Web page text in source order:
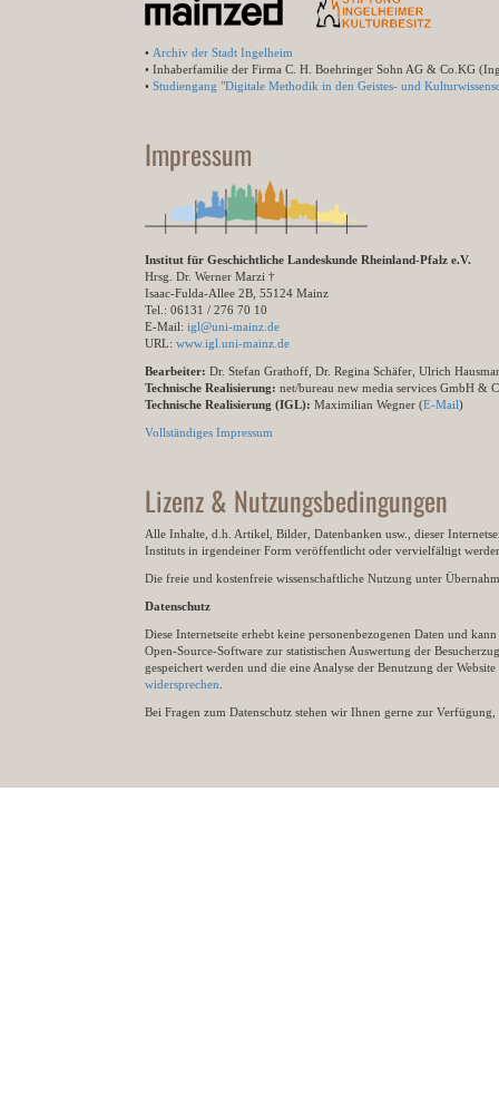
• Archiv der Stadt Ingelheim
• Inhaberfamilie der Firma C. H. Boehringer Sohn AG & Co.KG
• Studiengang "Digitale Methodik in den Geistes- und
Impressum
Institut für Geschichtliche Landeskunde Rheinland-Pfalz e.V.
Hrsg. Dr. Werner Marzi †
Isaac-Fulda-Allee 2B, 55124 Mainz
Tel.: 06131 / 276 70 10
E-Mail: igl@uni-mainz.de
URL: www.igl.uni-mainz.de
Bearbeiter: Dr. Stefan Grathoff, Dr. Regina Schäfer, Ulrich
Technische Realisierung: net/bureau new media services GmbH &
Technische Realisierung (IGL): Maximilian Wegner (E-Mail)
Vollständiges Impressum
Lizenz & Nutzungsbedingungen
Alle Inhalte, d.h. Artikel, Bilder, Datenbanken usw., dieser
Instituts in irgendeiner Form veröffentlicht oder vervielfältigt
Die freie und kostenfreie wissenschaftliche Nutzung unter
Datenschutz
Diese Internetseite erhebt keine personenbezogenen Daten und
Open-Source-Software zur statistischen Auswertung der
gespeichert werden und die eine Analyse der Benutzung der
widersprechen
Bei Fragen zum Datenschutz stehen wir Ihnen gerne zur